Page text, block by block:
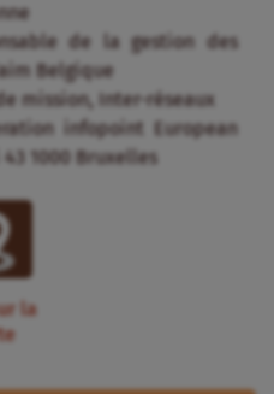
de la gestion des
Belgique
mission, Inter-réseaux
infopoint European
43 1000 Bruxelles
la